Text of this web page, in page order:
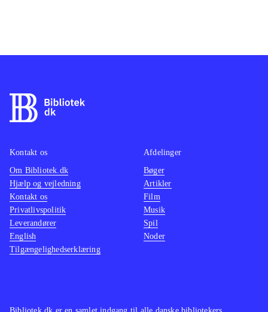
Kontakt os
Om Bibliotek.dk
Hjælp og vejledning
Kontakt os
Privatlivspolitik
Leverandører
English
Tilgængelighedserklæring
Afdelinger
Bøger
Artikler
Film
Musik
Spil
Noder